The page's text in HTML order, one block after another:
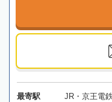
最寄駅 JR・京王電